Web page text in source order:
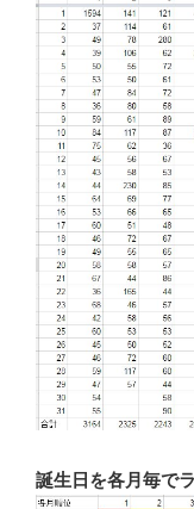
誕生日を各月毎で